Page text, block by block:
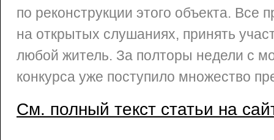
по реконструкции этого объекта. Все
на открытых слушаниях, принять
любой житель. За полторы недели с
конкурса уже поступило множество
См. полный текст статьи на